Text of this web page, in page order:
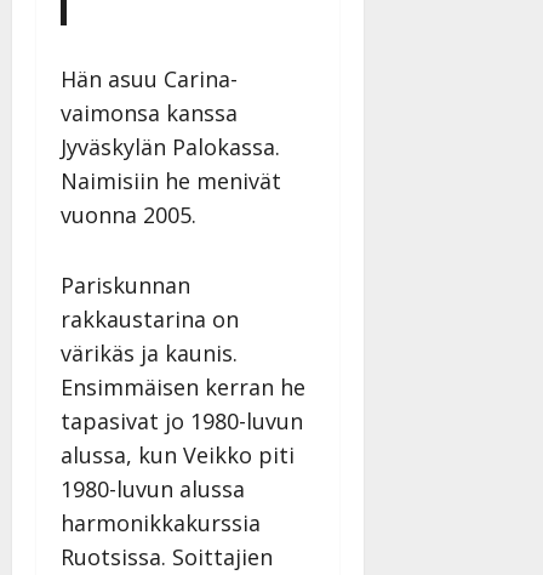
Hän asuu Carina-
vaimonsa kanssa
Jyväskylän Palokassa.
Naimisiin he menivät
vuonna 2005.
Pariskunnan
rakkaustarina on
värikäs ja kaunis.
Ensimmäisen kerran he
tapasivat jo 1980-luvun
alussa, kun Veikko piti
1980-luvun alussa
harmonikkakurssia
Ruotsissa. Soittajien